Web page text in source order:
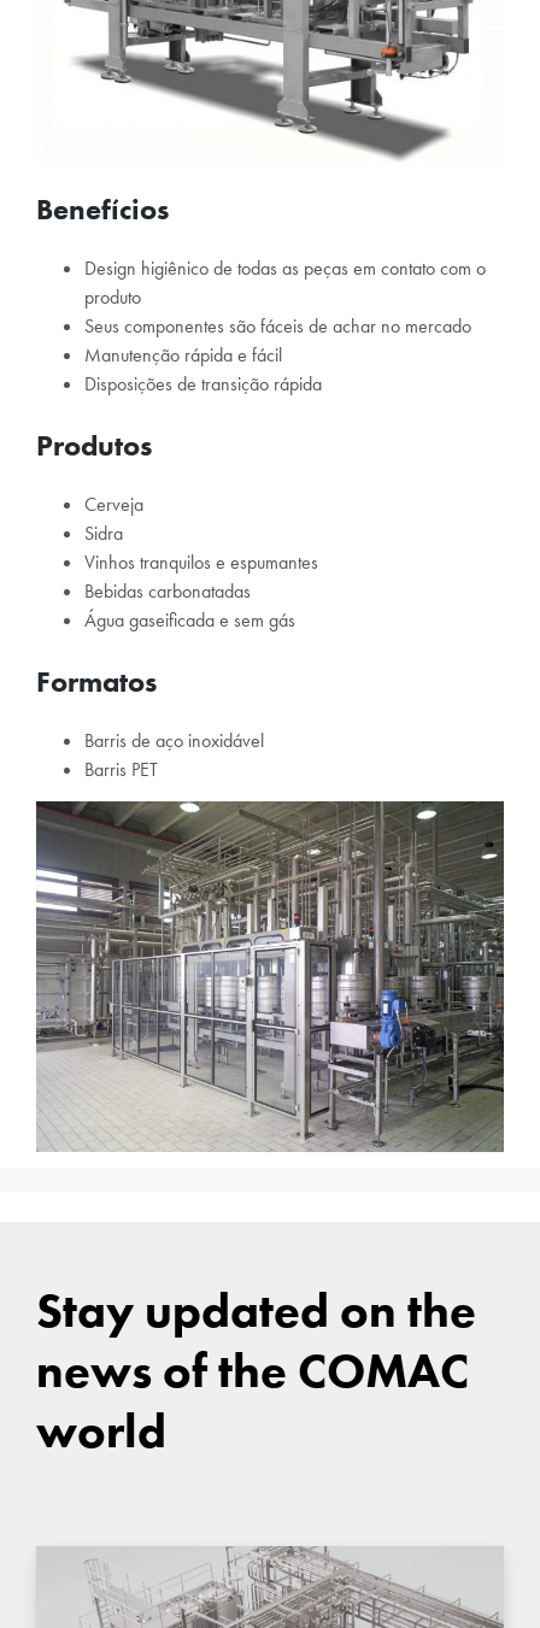
Benefícios
Design higiênico de todas as peças em contato com o
produto
Seus componentes são fáceis de achar no mercado
Manutenção rápida e fácil
Disposições de transição rápida
Produtos
Cerveja
Sidra
Vinhos tranquilos e espumantes
Bebidas carbonatadas
Água gaseificada e sem gás
Formatos
Barris de aço inoxidável
Barris PET
Stay updated on the
news of the COMAC
world